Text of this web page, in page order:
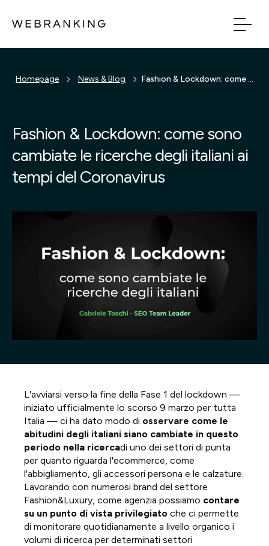
Build
Bridge
Tech
Cosa facciamo
Italiano
Homepage News & Blog Fashion & Lockdown: come sono cambiate le ricerche degli italiani ai tempi del Coronavirus
Fashion & Lockdown: come sono
cambiate le ricerche degli italiani ai
tempi del Coronavirus
L'avviarsi verso la fine della Fase 1 del lockdown —
iniziato ufficialmente lo scorso 9 marzo per tutta
Italia — ci ha dato modo di osservare come le
abitudini degli italiani siano cambiate in questo
periodo nella ricercadi uno dei settori di punta
per quanto riguarda l'ecommerce, come
l'abbigliamento, gli accessori persona e le calzature.
Lavorando con numerosi brand del settore
Fashion&Luxury, come agenzia possiamo contare
su un punto di vista privilegiato che ci permette
di monitorare quotidianamente a livello organico i
volumi di ricerca per determinati settori